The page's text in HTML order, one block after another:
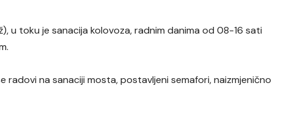
u toku je sanacija kolovoza, radnim danima od 08-16 sati
radovi na sanaciji mosta, postavljeni semafori, naizmjenično